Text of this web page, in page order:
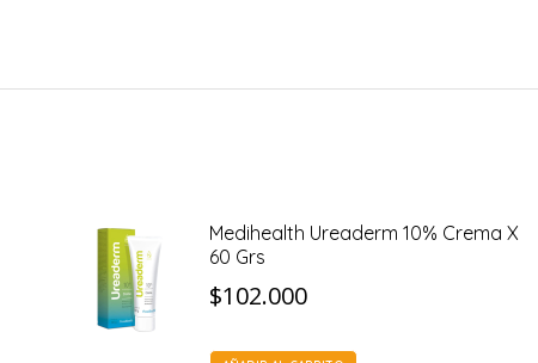
Medihealth Ureaderm 10% Crema X
60 Grs
$102.000